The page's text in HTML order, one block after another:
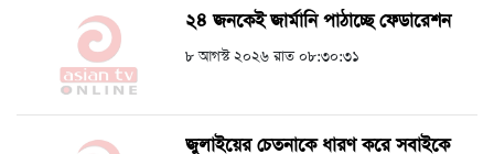
২৪ জনকেই জার্মানি পাঠাচ্ছে ফেডারেশন
৮ আগস্ট ২০২৬ রাত ০৮:৩০:৩১
জুলাইয়ের চেতনাকে ধারণ করে সবাইকে